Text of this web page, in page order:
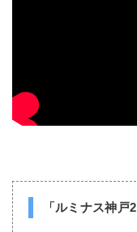
「ルミナス神戸2